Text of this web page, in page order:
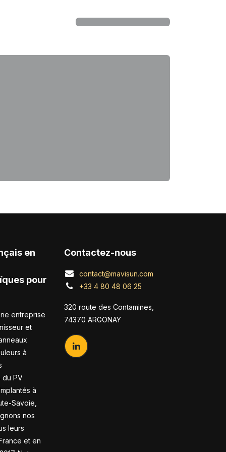
en
pour
entreprise
et
à
du PV
à
Savoie,
nos
leurs
et en
Contactez-nous
contact@mavisun.com
+33 4 80 48 06 25
320 route des Contamines,
74370 ARGONAY